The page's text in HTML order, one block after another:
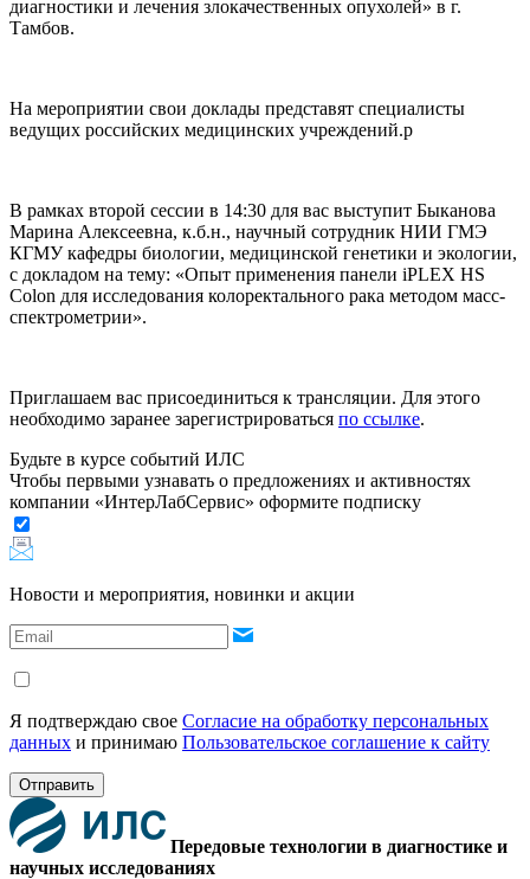
диагностики и лечения злокачественных опухолей» в г.
Тамбов.
На мероприятии свои доклады представят специалисты
ведущих российских медицинских учреждений.p
В рамках второй сессии в 14:30 для вас выступит Быканова
Марина Алексеевна, к.б.н., научный сотрудник НИИ ГМЭ
КГМУ кафедры биологии, медицинской генетики и экологии,
с докладом на тему: «Опыт применения панели iPLEX HS
Colon для исследования колоректального рака методом масс-
спектрометрии».
Приглашаем вас присоединиться к трансляции. Для этого
необходимо заранее зарегистрироваться по ссылке.
Будьте в курсе событий ИЛС
Чтобы первыми узнавать о предложениях и активностях
компании «ИнтерЛабСервис» оформите подписку
Новости и мероприятия, новинки и акции
Я подтверждаю свое Согласие на обработку персональных
данных и принимаю Пользовательское соглашение к сайту
Отправить
Передовые технологии в диагностике и
научных исследованиях